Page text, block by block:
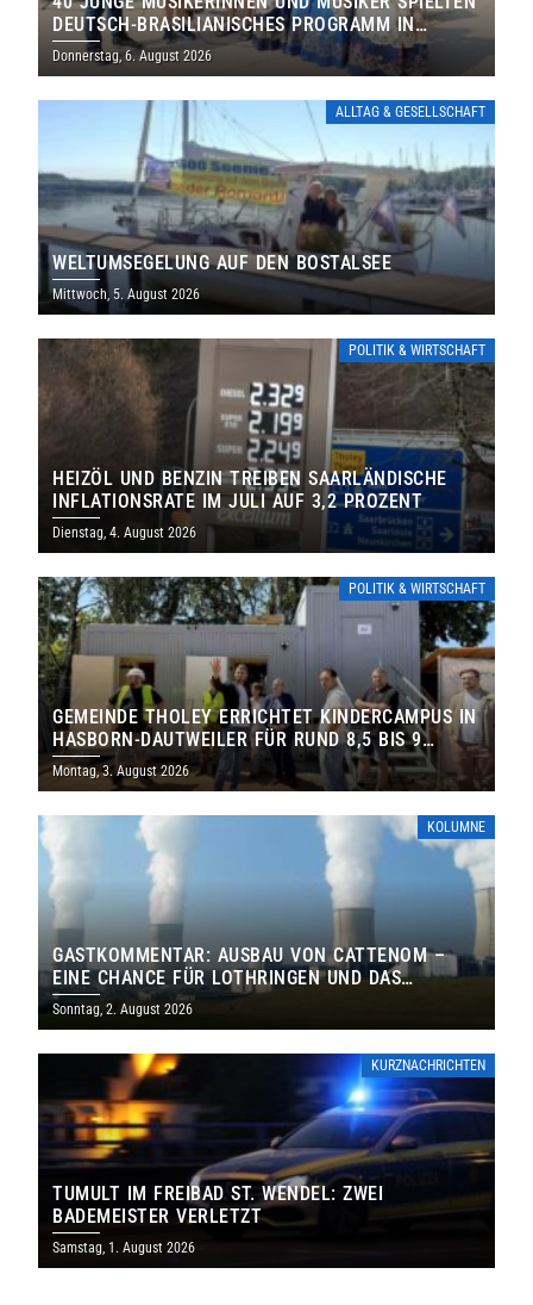
DEUTSCH-BRASILIANISCHES PROGRAMM IN
THOLEY
Donnerstag, 6. August 2026
ALLTAG & GESELLSCHAFT
WELTUMSEGELUNG AUF DEN BOSTALSEE
Mittwoch, 5. August 2026
POLITIK & WIRTSCHAFT
HEIZÖL UND BENZIN TREIBEN SAARLÄNDISCHE
INFLATIONSRATE IM JULI AUF 3,2 PROZENT
Dienstag, 4. August 2026
POLITIK & WIRTSCHAFT
GEMEINDE THOLEY ERRICHTET KINDERCAMPUS IN
HASBORN-DAUTWEILER FÜR RUND 8,5 BIS 9
MILLIONEN EURO
Montag, 3. August 2026
KOLUMNE
GASTKOMMENTAR: AUSBAU VON CATTENOM –
EINE CHANCE FÜR LOTHRINGEN UND DAS
SAARLAND
Sonntag, 2. August 2026
KURZNACHRICHTEN
TUMULT IM FREIBAD ST. WENDEL: ZWEI
BADEMEISTER VERLETZT
Samstag, 1. August 2026